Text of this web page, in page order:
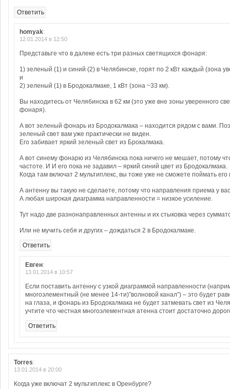
Ответить
homyak:
12.01.2014 в 12:50
Представьте что в далеке есть три разных светящихся фонаря:
1) зеленый (1) и синий (2) в Челябинске, горят по 2 кВт каждый (зона
и
2) зеленый (1) в Бродокалмаке, 1 кВт (зона ~33 км).
Вы находитесь от Челябинска в 62 км (это уже вне зоны уверенного
фонаря).
А вот зеленый фонарь из Бродокалмака – находится рядом с вами.
зеленый свет вам уже практически не виден.
Его забивает яркий зеленый свет из Брокалмака.
А вот синему фонарю из Челябинска пока ничего не мешает, потому
частоте. И И его пока не задавил – яркий синий цвет из Бродокалмака.
Когда там включат 2 мультиплекс, вы тоже уже не сможете поймать его
А антенну вы такую не сделаете, потому что направления приема у
А любая широкая диаграмма направленности = низкое усиление.
Тут надо две разнонаправленных антенны и их стыковка через
Или не мучить себя и других – дождаться 2 в Бродокалмаке.
Ответить
Евген:
13.01.2014 в 10:57
Если поставить антенну с узкой диаграммой направленности
многоэлементный (не менее 14-ти)”волновой канал”) – это будет
на глаза, и фонарь из Бродокалмака не будет затмевать свет из
учтите что честная многоэлементная атенна стоит достаточно
Ответить
Torres:
13.01.2014 в 20:00
Когда уже включат 2 мультиплекс в Оренбурге?